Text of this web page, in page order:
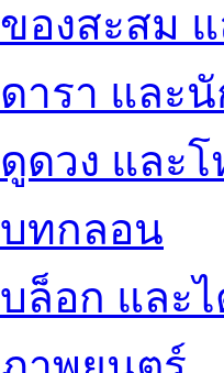
ของสะสม แ
ดารา และนั
ดูดวง และ
บทกลอน
บล็อก และ